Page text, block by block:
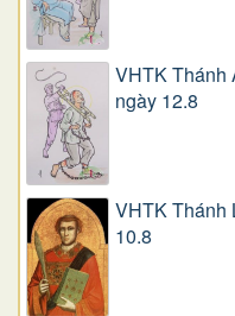
VHTK Thánh
ngày 12.8
VHTK Thánh
10.8